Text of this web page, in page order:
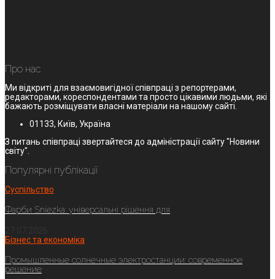
Про нас
Ми відкриті для взаємовигідної співпраці з репортерами,
редакторами, кореспондентами та просто цікавими людьми, які
бажають розміщувати власні матеріали на нашому сайті.
01133, Київ, Україна
З питань співпраці звертайтеся до адміністрації сайту "Новини
світу".
Популярні публікації
Суспільство
Фарби Sniezka: універсальні рішення для
Бізнес та економіка
Промышленные солнечные электростанции: современное
решение